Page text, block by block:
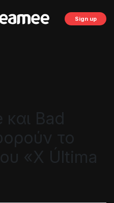
Sign up
Bad
το
«X Última